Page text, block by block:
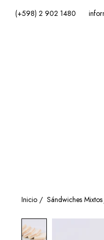
(+598) 2 902 1480
Inicio / Sándwiches